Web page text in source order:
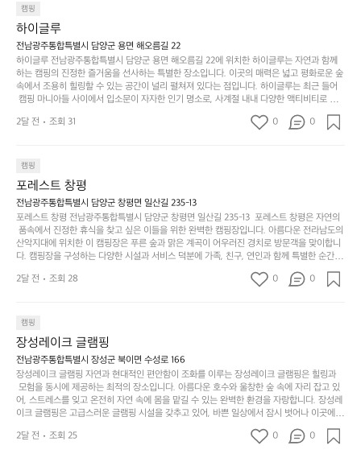
이
걸
리
는
순
다.
그
럴
때
는
차
을
가
려
보
세
요.
갑’입
니
다.
일
상
에
고
다
니
고
싶
어
는
크
기,
무
게,
분
하
고,
단
순
하
하
지
않
은
디
자
웃
도
어
의
경
바로 화장실있음 .5분거리 cu .2분거리 음식점  항구에
서부터 해변까지 버스도 다니네요 ㅎㅎㅎ 아이들 엄청
좋아하네요 점심쯤도착해서 철수할때까지 물놀이 3
타임이나 했네요 ⛱️
항구에서부터 해변까지 버스도 다니네요 ㅎㅎㅎ 아이들 엄청 좋아하네요 점
심쯤도착해서 철수할때까지 물놀이 3타임이나 했네요 ⛱️
포
리
해
변
캠
핑!
무
좋
네
요
이
이
라
고
해
야
하
캠핑
하이글루
전남광주통합특별시 담양군 용면 해오름길 22
하이글루 전남광주통합특별시 담양군 용면 해오름길 22에 위치한 하이글루는 자연과 함께
하는 캠핑의 진정한 즐거움을 선사하는 특별한 장소입니다. 이곳의 매력은 넓고 평화로운 숲
속에서 조용히 힐링할 수 있는 공간이 널리 펼쳐져 있다는 점입니다. 하이글루는 최근 들어
캠핑 마니아들 사이에서 입소문이 자자한 인기 명소로, 사계절 내내 다양한 액티비티로 방
문객들을 맞이합니다. 특히, 하이글루의 독특한 시설인 글램핑 텐트는 고객들에게 아늑한 잠
자리를 제공하며, 캠핑의 매력을 한층 더해 줍니다. 밖에서는 자연의 소리를 들으며, 내부에
함께 좋은 시간을 보낼 수 있다는 것입니다. 또한, 하이글루 인근에는 다양한 트레킹 코스와
자전거 도로가 있어 아웃도어 활동을 좋아하는 이들에게 더욱 참조할 만한 장소가 됩니다.
담양의 아름다운 자연과 함께, 건강한 레저 활동을 즐기며 행복한 캠핑 경험을 쌓으실 수 있
습니다. 하이글루에서 특별한 순간을 만끽해보세요. 따뜻한 햇살과 함께하는 아침, 상징적인
담양의 죽녹원과 함께 어우러진 저녁, 그리고 고요한 밤하늘 아래에서 별을 바라보며 나누는
이야기들은 여러분의 캠핑 여행을 더욱 특별하게 만들어 줄 것입니다.  인기 정도: ★★★★
★
2달 전 조회 31 0 0
캠핑
포레스트 창평
전남광주통합특별시 담양군 창평면 일산길 235-13
포레스트 창평 전남광주통합특별시 담양군 창평면 일산길 235-13  포레스트 창평은 자연의
품속에서 진정한 휴식을 찾고 싶은 이들을 위한 완벽한 캠핑장입니다. 아름다운 전라남도의
산악지대에 위치한 이 캠핑장은 푸른 숲과 맑은 계곡이 어우러진 경치로 방문객을 맞이합니
다. 캠핑장을 구성하는 다양한 시설과 서비스 덕분에 가족, 친구, 연인과 함께 특별한 순간을
만들어갈 수 있는 최적의 공간이 됩니다.  포레스트 창평은 주말마다 직접 재배한 신선한 농
산물을 제공하는 캠핑장으로, 현지에서만 느낄 수 있는 자연의 맛을 경험할 수 있습니다. 또
으며 깊은 숙면을 취할 수 있는 기회를 제공합니다.  이곳은 자연과의 완벽한 조화를 이루며,
다채로운 야외 활동을 제공합니다. 특히 어린이들은 안전하게 놀 수 있는 놀이시설이 마련
되어 있어 부모님들과 함께 즐거운 시간을 보낼 수 있습니다. 주변의 다양한 관광지와 먹거
리를 탐험하는 재미도 포레스트 창평의 매력 중 하나입니다.  또한, 캠핑장을 방문한 후 지속
적으로 재방문하는 이들이 많아 인기가 날로 상승하고 있습니다. 포레스트 창평은 단순한 캠
핑 그 이상을 제공하며, 자연을 사랑하는 모든 이들에게 꼭 한번 경험해봐야 할 장소로 자리
잡았습니다.  인기 정도: ★★★★★
2달 전 조회 28 0 0
캠핑
장성레이크 글램핑
전남광주통합특별시 장성군 북이면 수성로 166
장성레이크 글램핑 자연과 현대적인 편안함이 조화를 이루는 장성레이크 글램핑은 힐링과
모험을 동시에 제공하는 최적의 장소입니다. 아름다운 호수와 울창한 숲 속에 자리 잡고 있
어, 스트레스를 잊고 온전히 자연 속에 몸을 맡길 수 있는 완벽한 환경을 자랑합니다. 장성레
이크 글램핑은 고급스러운 글램핑 시설을 갖추고 있어, 바쁜 일상에서 잠시 벗어나 이곳에
오면 사치스러운 휴식이 가능해집니다. 독립된 텐트에서 제공되는 특별한 불멍 공간은 소중
한 사람과 함께 따뜻한 이야기를 나눌 수 있는 소중한 시간을 만들어 줍니다. 또한, 주변의 자
2달 전 조회 25 0 0